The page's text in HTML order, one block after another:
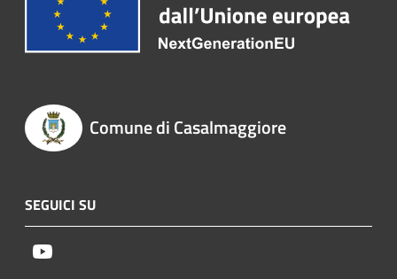
Comune di Casalmaggiore
SEGUICI SU